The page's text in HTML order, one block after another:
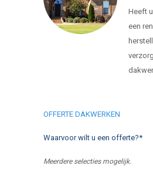
Heeft
een
OFFERTE DAKWERKEN
Waarvoor wilt u een offerte?*
Meerdere selecties mogelijk.